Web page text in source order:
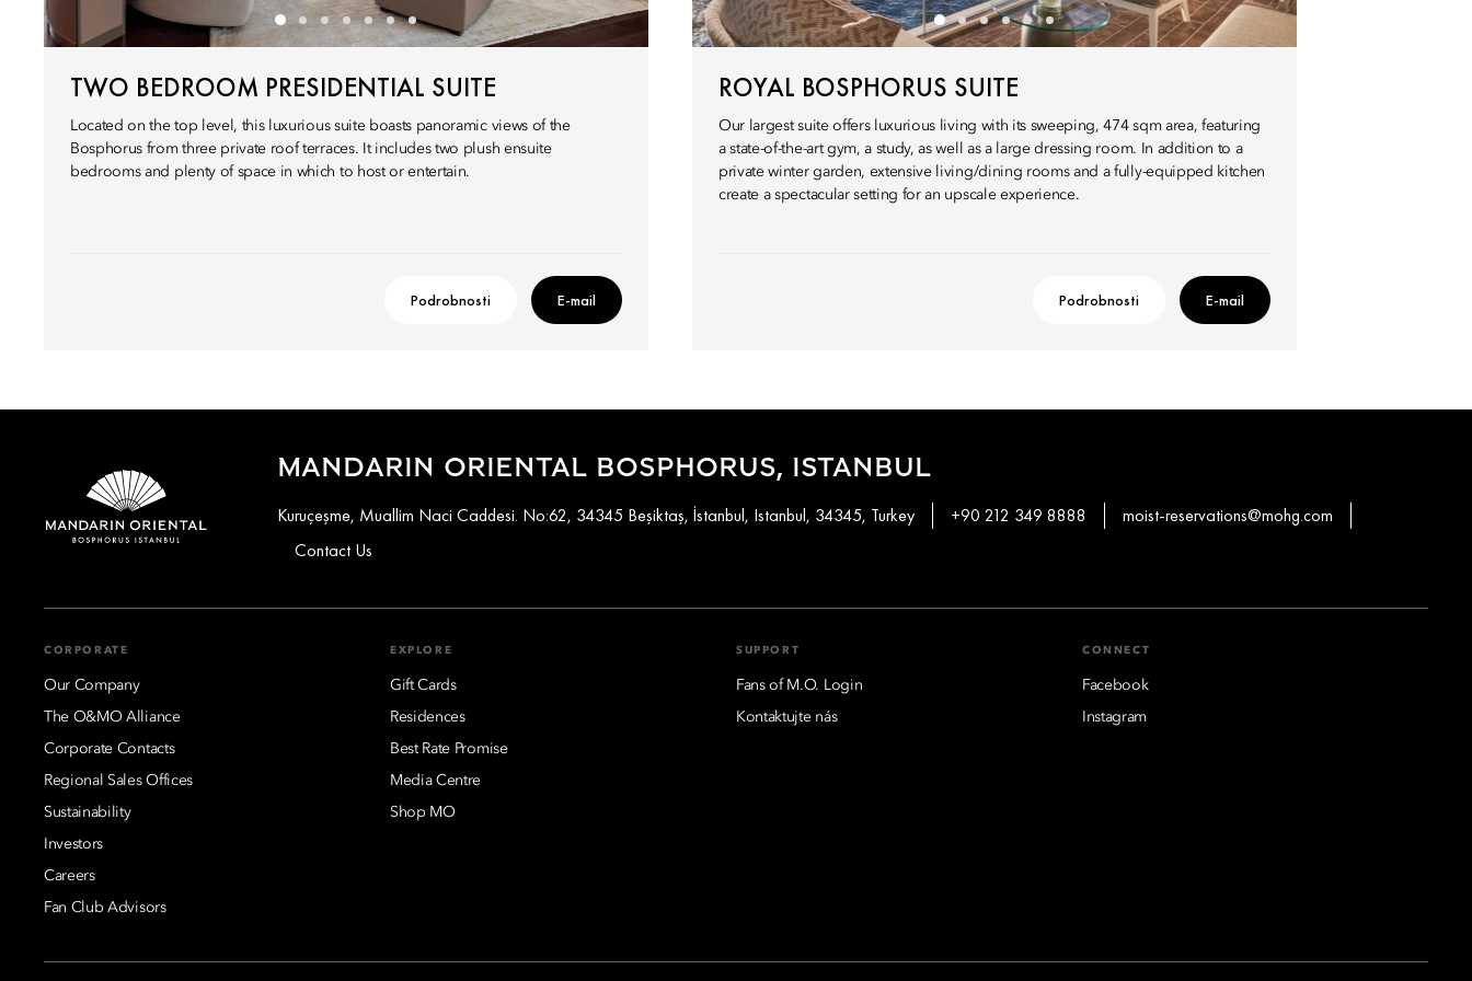
TWO BEDROOM PRESIDENTIAL SUITE
Located on the top level, this luxurious suite boasts panoramic views of the
Bosphorus from three private roof terraces. It includes two plush ensuite
bedrooms and plenty of space in which to host or entertain.
Podrobnosti E-mail
ROYAL BOSPHORUS SUITE
Our largest suite offers luxurious living with its sweeping, 474 sqm area, featuring
a state-of-the-art gym, a study, as well as a large dressing room. In addition to a
private winter garden, extensive living/dining rooms and a fully-equipped kitchen
create a spectacular setting for an upscale experience.
Podrobnosti E-mail
MANDARIN ORIENTAL BOSPHORUS, ISTANBUL
Kuruçeşme, Muallim Naci Caddesi. No:62, 34345 Beşiktaş, İstanbul, Istanbul, 34345, Turkey +90 212 349 8888
moist-reservations@mohg.com
Contact Us
CORPORATE
Our Company
The O&MO Alliance
Corporate Contacts
Regional Sales Offices
Sustainability
Investors
Careers
Fan Club Advisors
EXPLORE
Gift Cards
Residences
Best Rate Promise
Media Centre
Shop MO
SUPPORT
Fans of M.O. Login
Kontaktujte nás
CONNECT
Facebook
Instagram